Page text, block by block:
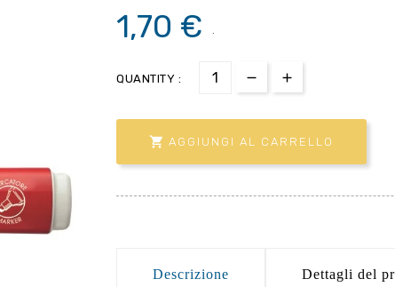
1,70 €
QUANTITY :
 AGGIUNGI AL CARRELLO
Descrizione Dettagli del